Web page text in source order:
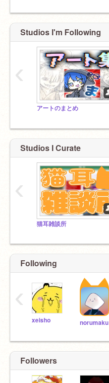
Studios I'm Following
アートのまとめ
‹
Studios I Curate
猫耳雑談所
‹
Following
xeisho norumaku
‹
Followers